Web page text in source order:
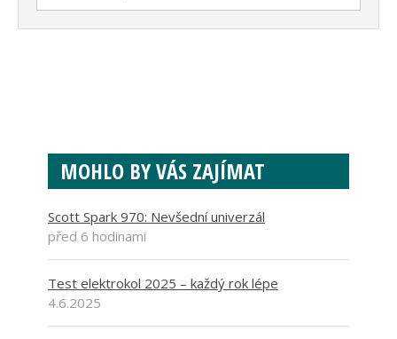
MOHLO BY VÁS ZAJÍMAT
Scott Spark 970: Nevšední univerzál
před 6 hodinami
Test elektrokol 2025 – každý rok lépe
4.6.2025